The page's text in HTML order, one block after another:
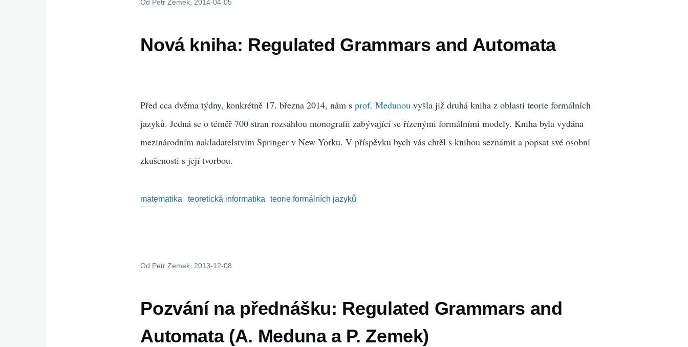
Od Petr Zemek , 2014-04-05
Nová kniha: Regulated Grammars and Automata
Před cca dvěma týdny, konkrétně 17. března 2014, nám sprof. Medunou vyšla již druhá kniha z oblasti teorie formálních
jazyků. Jedná se o téměř 700 stran rozsáhlou monografii zabývající se řízenými formálními modely. Kniha byla vydána
mezinárodním nakladatelstvím Springer v New Yorku. V příspěvku bych vás chtěl s knihou seznámit a popsat své osobní
zkušenosti s její tvorbou.
matematika teoretická informatika teorie formálních jazyků
Od Petr Zemek , 2013-12-08
Pozvání na přednášku: Regulated Grammars and
Automata (A. Meduna a P. Zemek)